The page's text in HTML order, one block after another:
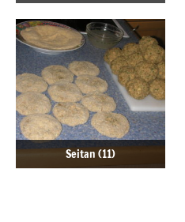
Seitan (11)